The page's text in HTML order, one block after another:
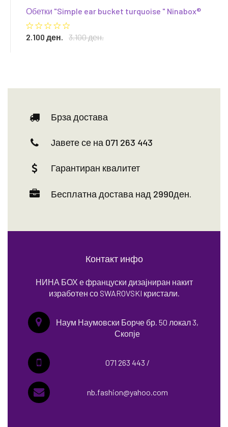
Обетки "Simple ear bucket turquoise " Ninabox®
2.100 ден. 3.100 ден.
Брза достава
Јавете се на 071 263 443
Гарантиран квалитет
Бесплатна достава над 2990ден.
Контакт инфо
НИНА БОХ е француски дизајниран накит
изработен со SWAROVSKI кристали.
Наум Наумовски Борче бр. 50 локал 3,
Скопје
071 263 443 /
nb.fashion@yahoo.com